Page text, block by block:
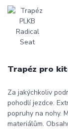
Trapéz pro
Za jakýchkoliv
pohodlí jezdce.
popruhy na nohy.
materiálům.